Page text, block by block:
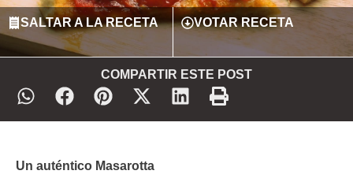
SALTAR A LA RECETA VOTAR RECETA
COMPARTIR ESTE POST
Un auténtico Masarotta